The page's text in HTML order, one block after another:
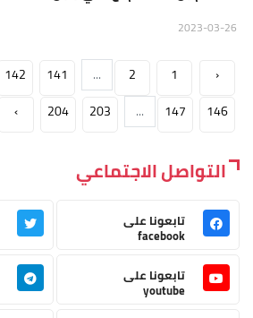
‹
1
2
...
141
142
146
147
...
203
204
›
التواصل الاجتماعي
تابعونا على
facebook
تابعونا على
youtube